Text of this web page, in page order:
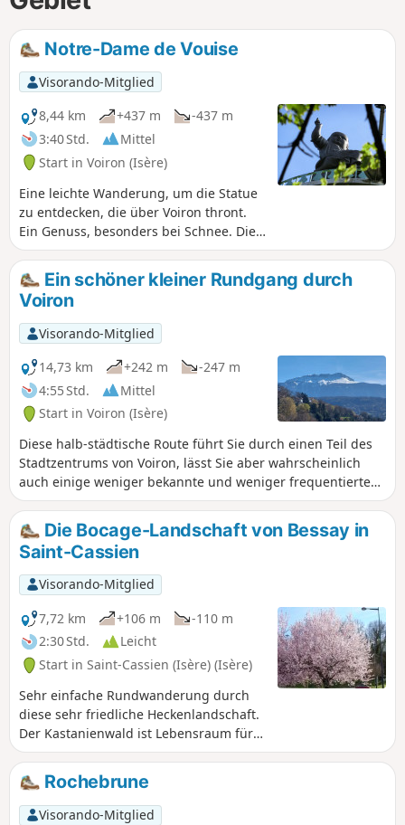
Notre-Dame de Vouise
Visorando-Mitglied
8,44 km
+437 m
-437 m
3:40 Std.
Mittel
Start in Voiron (Isère)
Eine leichte Wanderung, um die Statue
zu entdecken, die über Voiron thront.
Ein Genuss, besonders bei Schnee. Die
Statue der Jungfrau Maria wurde zu
Ehren der Eiserne Jungfrau von Le Puy-
en-Velay errichtet. Es gibt eine Legende,
nach der Bonnassieux Selbstmord
begangen haben soll, nachdem er die
Jungfrau gemeißelt hatte. Er hat jedoch
keinen Selbstmord begangen und starb
mit Ehren. Er hat Jesus bewusst in den
rechten Arm gesetzt, damit er das
Gesicht seiner Mutter nicht verdeckt, da
sie die Stadt segnet
Ein schöner kleiner Rundgang durch
Voiron
Visorando-Mitglied
14,73 km
+242 m
-247 m
4:55 Std.
Mittel
Start in Voiron (Isère)
Diese halb-städtische Route führt Sie durch einen Teil des
Stadtzentrums von Voiron, lässt Sie aber wahrscheinlich
auch einige weniger bekannte und weniger frequentierte
Viertel, Wege oder Treppen entdecken. An mehreren Stellen
bietet sich zudem ein schöner Blick auf die Chartreuse, den
Vercors und das Tal von Grenoble.
Die Bocage-Landschaft von Bessay in
Saint-Cassien
Visorando-Mitglied
7,72 km
+106 m
-110 m
2:30 Std.
Leicht
Start in Saint-Cassien (Isère) (Isère)
Sehr einfache Rundwanderung durch
diese sehr friedliche Heckenlandschaft.
Der Kastanienwald ist Lebensraum für
einige geschützte Vogelarten. Diese
Wanderung sollte vorzugsweise im
Frühling oder an den letzten schönen
Herbsttagen unternommen werden.
Rochebrune
Visorando-Mitglied